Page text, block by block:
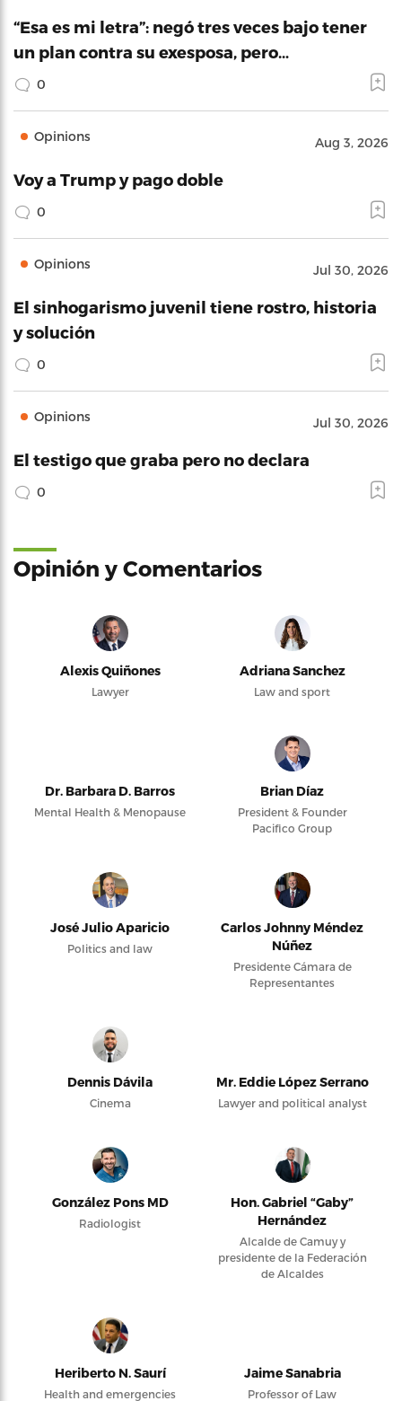
“Esa es mi letra”: negó tres veces bajo tener
un plan contra su exesposa, pero…
0
Opinions Aug 3, 2026
Voy a Trump y pago doble
0
Opinions Jul 30, 2026
El sinhogarismo juvenil tiene rostro, historia
y solución
0
Opinions Jul 30, 2026
El testigo que graba pero no declara
0
Opinión y Comentarios
Alexis Quiñones
Lawyer
Adriana Sanchez
Law and sport
Dr. Barbara D. Barros
Mental Health & Menopause
Brian Díaz
President & Founder
Pacifico Group
José Julio Aparicio
Politics and law
Carlos Johnny Méndez
Núñez
Presidente Cámara de
Representantes
Dennis Dávila
Cinema
Mr. Eddie López Serrano
Lawyer and political analyst
González Pons MD
Radiologist
Hon. Gabriel “Gaby”
Hernández
Alcalde de Camuy y
presidente de la Federación
de Alcaldes
Heriberto N. Saurí
Health and emergencies
Jaime Sanabria
Professor of Law